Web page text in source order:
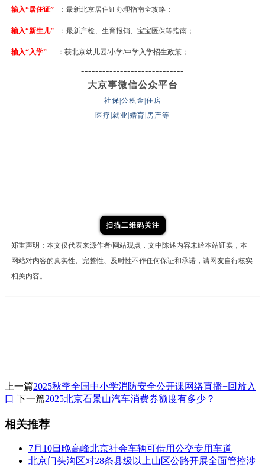
输入“居住证” ：最新北京居住证办理指南全攻略；
输入“新生儿” ：最新产检、生育报销、宝宝医保等指南；
输入“入学” ：获北京幼儿园/小学/中学入学招生政策；
-----------------------------
大京事微信公众平台
社保|公积金|住房
医疗|就业|婚育|房产等
扫描二维码关注
郑重声明：本文仅代表来源作者/网站观点，文中陈述内容未经本站证实，本
网站对内容的真实性、完整性、及时性不作任何保证和承诺，请网友自行核实
相关内容。
上一篇2025秋季全国中小学消防安全公开课网络直播+回放入
口 下一篇2025北京石景山汽车消费券额度有多少？
相关推荐
7月10日晚高峰北京社会车辆可借用公交专用车道
北京门头沟区对28条县级以上山区公路开展全面管控涉